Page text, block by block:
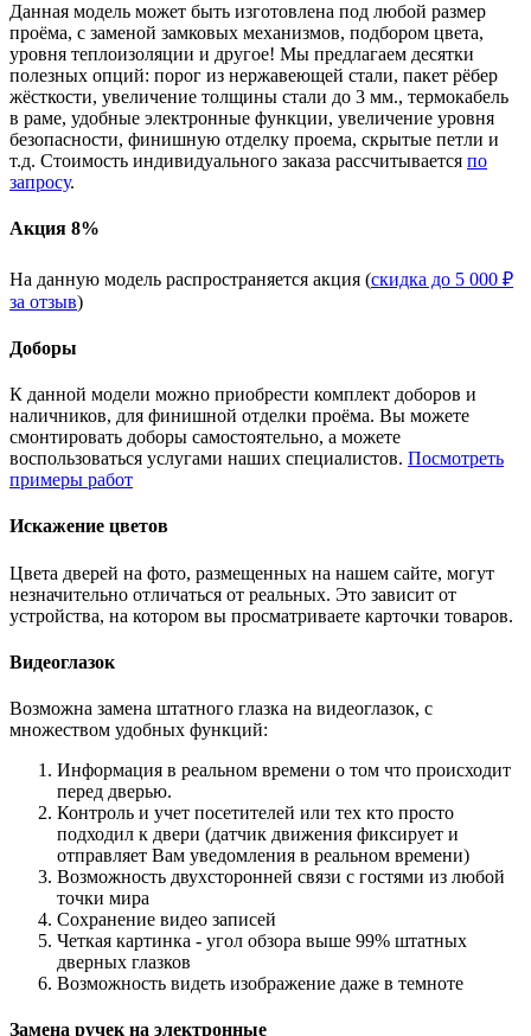
Данная модель может быть изготовлена под любой размер
проёма, с заменой замковых механизмов, подбором цвета,
уровня теплоизоляции и другое! Мы предлагаем десятки
полезных опций: порог из нержавеющей стали, пакет рёбер
жёсткости, увеличение толщины стали до 3 мм., термокабель
в раме, удобные электронные функции, увеличение уровня
безопасности, финишную отделку проема, скрытые петли и
т.д. Стоимость индивидуального заказа рассчитывается по
запросу.
Акция 8%
На данную модель распространяется акция (скидка до 5 000 ₽
за отзыв)
Доборы
К данной модели можно приобрести комплект доборов и
наличников, для финишной отделки проёма. Вы можете
смонтировать доборы самостоятельно, а можете
воспользоваться услугами наших специалистов. Посмотреть
примеры работ
Искажение цветов
Цвета дверей на фото, размещенных на нашем сайте, могут
незначительно отличаться от реальных. Это зависит от
устройства, на котором вы просматриваете карточки товаров.
Видеоглазок
Возможна замена штатного глазка на видеоглазок, с
множеством удобных функций:
Информация в реальном времени о том что происходит
перед дверью.
Контроль и учет посетителей или тех кто просто
подходил к двери (датчик движения фиксирует и
отправляет Вам уведомления в реальном времени)
Возможность двухсторонней связи с гостями из любой
точки мира
Сохранение видео записей
Четкая картинка - угол обзора выше 99% штатных
дверных глазков
Возможность видеть изображение даже в темноте
Замена ручек на электронные